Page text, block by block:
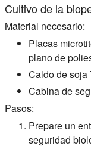
Cultivo de la
Material necesario:
Placas
plano de
Caldo de soja
Cabina de
Pasos:
Prepare un
seguridad